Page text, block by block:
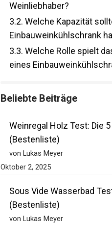
Weinliebhaber?
3.2. Welche Kapazität
Einbauweinkühlschrank
3.3. Welche Rolle spielt
eines
Beliebte Beiträge
Weinregal Holz Test: Die
(Bestenliste)
von Lukas Meyer
Oktober 2, 2025
Sous Vide Wasserbad
(Bestenliste)
von Lukas Meyer